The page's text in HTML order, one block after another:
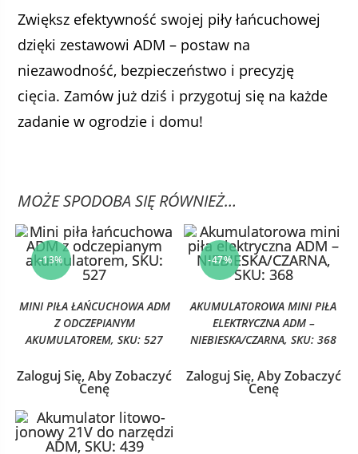
Zwiększ efektywność swojej piły łańcuchowej
dzięki zestawowi ADM – postaw na
niezawodność, bezpieczeństwo i precyzję
cięcia. Zamów już dziś i przygotuj się na każde
zadanie w ogrodzie i domu!
MOŻE SPODOBA SIĘ RÓWNIEŻ…
-13%
MINI PIŁA ŁAŃCUCHOWA ADM
Z ODCZEPIANYM
AKUMULATOREM, SKU: 527
Zaloguj Się, Aby Zobaczyć
Cenę
-47%
AKUMULATOROWA MINI PIŁA
ELEKTRYCZNA ADM –
NIEBIESKA/CZARNA, SKU: 368
Zaloguj Się, Aby Zobaczyć
Cenę